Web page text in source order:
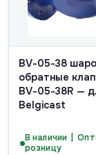
BV-05-38
обратные
BV-05-38R —
Belgicast
В наличии |
розницу